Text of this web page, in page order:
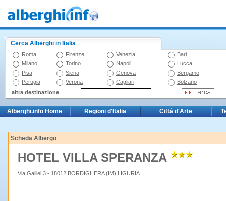
Cerca Alberghi in Italia
Roma Firenze Venezia
Bari
Milano
Torino Napoli
Lucca
Pisa
Siena Genova
Bergamo
Perugia
Verona Cagliari
Bolzano
altra destinazione
Alberghi.info Home Regioni d'Italia Città d'Arte
Scheda Albergo
HOTEL VILLA SPERANZA
Via Galilei 3 - 18012 BORDIGHERA (IM) LIGURIA